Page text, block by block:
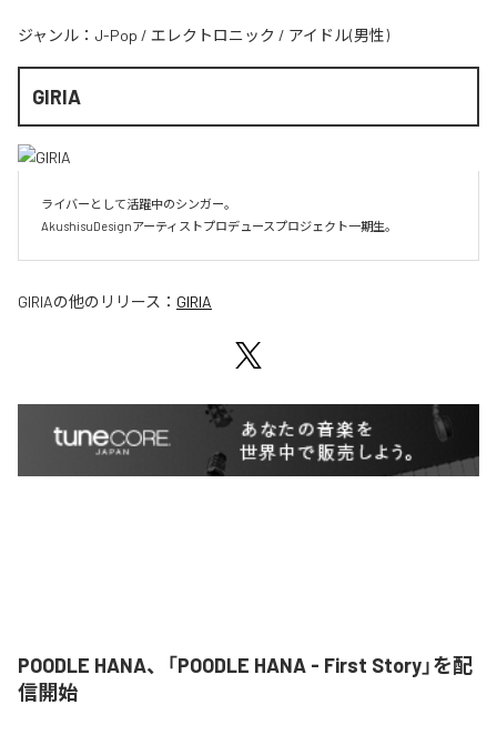
ジャンル： J-Pop / エレクトロニック / アイドル(男性)
GIRIA
ライバーとして活躍中のシンガー。
AkushisuDesignアーティストプロデュースプロジェクト一期生。
GIRIAの他のリリース： GIRIA
POODLE HANA、「POODLE HANA - First Story」を配
信開始